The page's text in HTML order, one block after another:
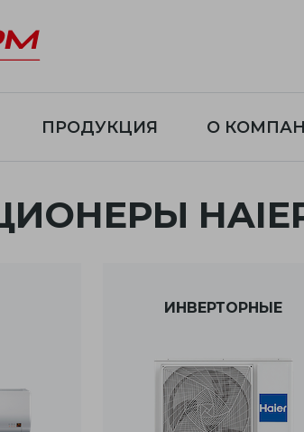
ПРОДУКЦИЯ О
ИНВЕРТОРНЫЕ